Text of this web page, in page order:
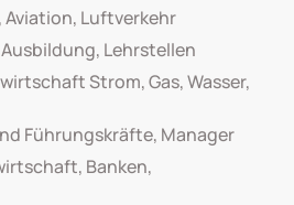
Luftverkehr
Lehrstellen
Strom, Gas, Wasser,
Führungskräfte, Manager
Banken,